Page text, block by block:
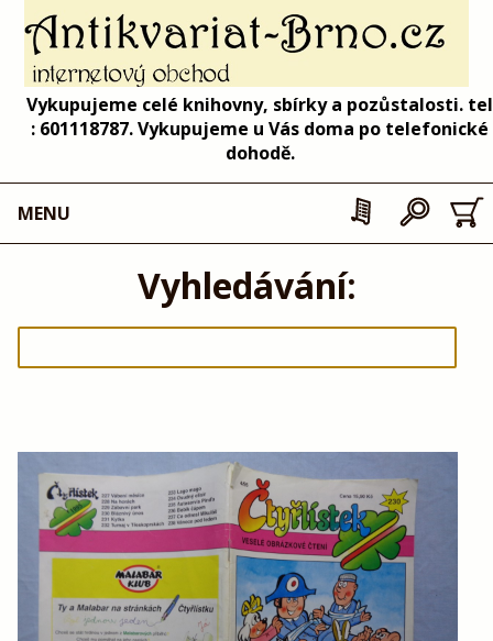
Vykupujeme celé knihovny, sbírky a pozůstalosti. tel
: 601118787. Vykupujeme u Vás doma po telefonické
dohodě.
MENU
Vyhledávání: